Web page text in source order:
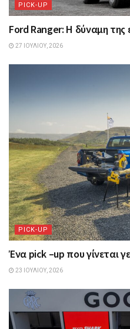
PICK-UP
Ford Ranger: Η δύναμη της
27 ΙΟΥΛΊΟΥ, 2026
PICK-UP
Ένα pick –up που γίνεται
23 ΙΟΥΛΊΟΥ, 2026